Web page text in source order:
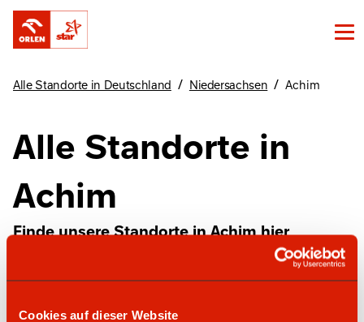
Cookies auf dieser Website
Alle Standorte in Deutschland / Niedersachsen / Achim
Alle Standorte in
Achim
Finde unsere Standorte in Achim hier
star Tankstelle